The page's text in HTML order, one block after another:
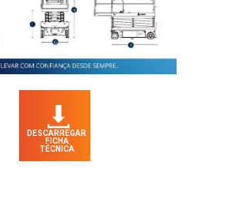
DESCARREGAR
FICHA
TÉCNICA